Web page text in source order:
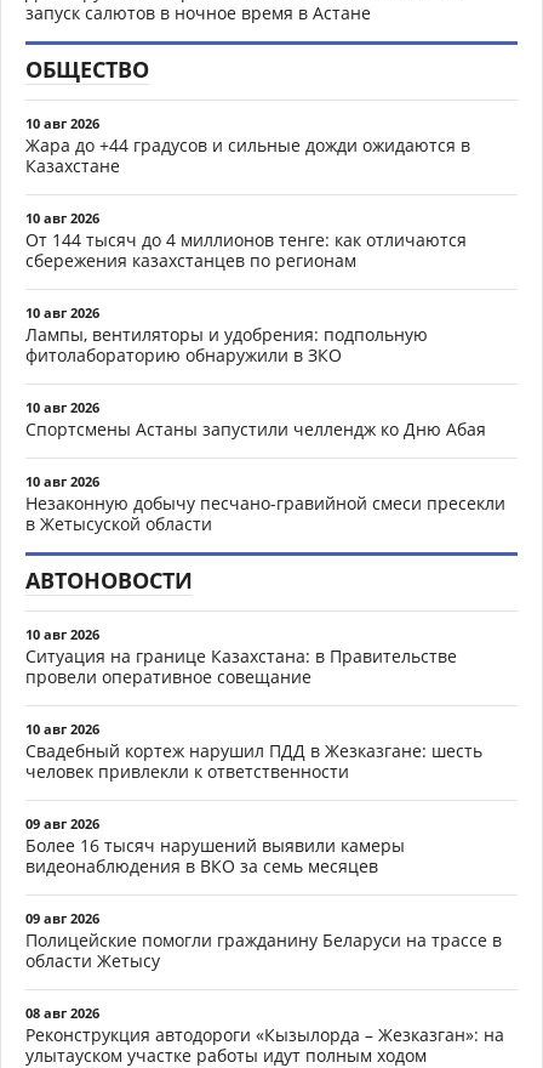
запуск салютов в ночное время в Астане
ОБЩЕСТВО
10 авг 2026
Жара до +44 градусов и сильные дожди ожидаются в
Казахстане
10 авг 2026
От 144 тысяч до 4 миллионов тенге: как отличаются
сбережения казахстанцев по регионам
10 авг 2026
Лампы, вентиляторы и удобрения: подпольную
фитолабораторию обнаружили в ЗКО
10 авг 2026
Спортсмены Астаны запустили челлендж ко Дню Абая
10 авг 2026
Незаконную добычу песчано-гравийной смеси пресекли
в Жетысуской области
АВТОНОВОСТИ
10 авг 2026
Ситуация на границе Казахстана: в Правительстве
провели оперативное совещание
10 авг 2026
Свадебный кортеж нарушил ПДД в Жезказгане: шесть
человек привлекли к ответственности
09 авг 2026
Более 16 тысяч нарушений выявили камеры
видеонаблюдения в ВКО за семь месяцев
09 авг 2026
Полицейские помогли гражданину Беларуси на трассе в
области Жетысу
08 авг 2026
Реконструкция автодороги «Кызылорда – Жезказган»: на
улытауском участке работы идут полным ходом